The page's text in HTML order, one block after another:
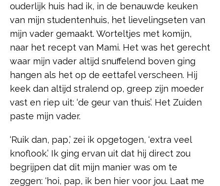
ouderlijk huis had ik, in de benauwde keuken
van mijn studentenhuis, het lievelingseten van
mijn vader gemaakt. Worteltjes met komijn,
naar het recept van Mami. Het was het gerecht
waar mijn vader altijd snuffelend boven ging
hangen als het op de eettafel verscheen. Hij
keek dan altijd stralend op, greep zijn moeder
vast en riep uit: ‘de geur van thuis’. Het Zuiden
paste mijn vader.
‘Ruik dan, pap,’ zei ik opgetogen, ‘extra veel
knoflook.’ Ik ging ervan uit dat hij direct zou
begrijpen dat dit mijn manier was om te
zeggen: ‘hoi, pap, ik ben hier voor jou. Laat me